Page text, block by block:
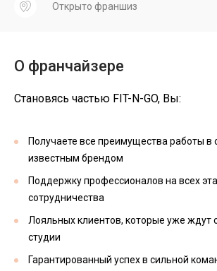
Открыто франшиз
О франчайзере
Становясь частью FIT-N-GO, Вы:
Получаете все преимущества работы в
известным брендом
Поддержку профессионалов на всех
сотрудничества
Лояльных клиентов, которые уже ждут
студии
Гарантированный успех в сильной